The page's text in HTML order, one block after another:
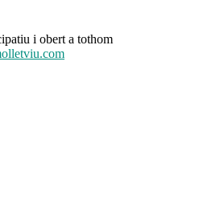
i obert a tothom